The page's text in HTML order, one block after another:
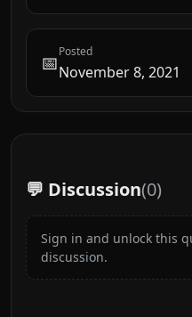
📅Posted
November 8, 2021
💬 Discussion(0)
Sign in and unlock this
discussion.